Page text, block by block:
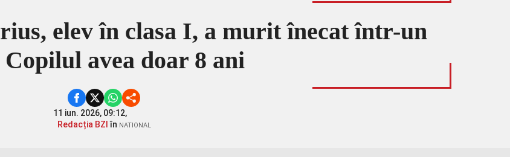
elev în clasa I, a murit înecat într-un
Copilul avea doar 8 ani
11 iun. 2026, 09:12,
Redacția BZI în NATIONAL